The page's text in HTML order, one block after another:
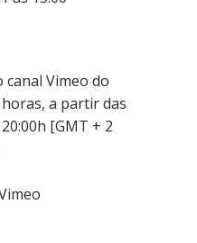
Vimeo do
a partir das
[GMT + 2